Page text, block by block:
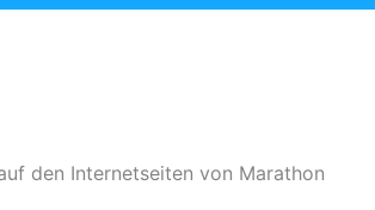
den Internetseiten von Marathon